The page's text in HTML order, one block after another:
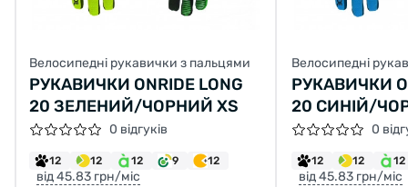
Велосипедні рукавички з пальцями
РУКАВИЧКИ ONRIDE LONG
20 ЗЕЛЕНИЙ/ЧОРНИЙ XS
0 відгуків
12 12 12 9 12
від 45.83 грн/міс
Велосипедні
РУКАВИЧКИ
20 СИНІЙ/
0
12 12 12
від 45.83 грн/міс